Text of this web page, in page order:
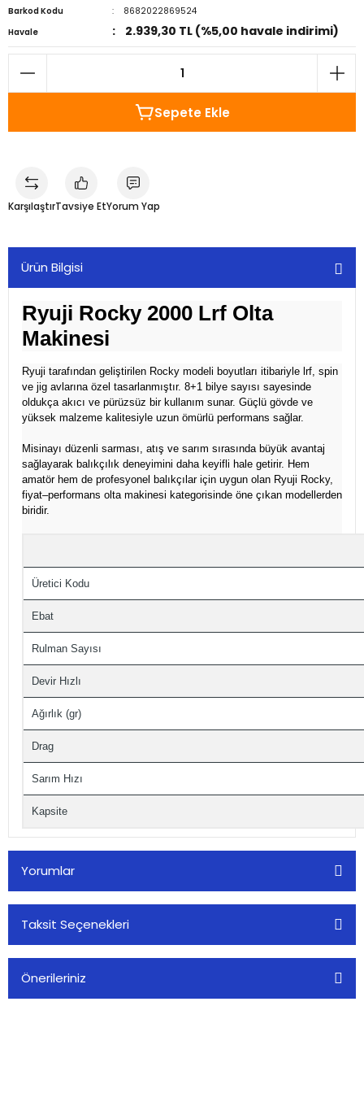
Barkod Kodu
8682022869524
Havale
2.939,30 TL (%5,00 havale indirimi)
Sepete Ekle
KarşılaştırTavsiye EtYorum Yap
Ürün Bilgisi
Ryuji Rocky 2000 Lrf Olta
Makinesi
Ryuji tarafından geliştirilen Rocky modeli boyutları itibariyle lrf, spin
ve jig avlarına özel tasarlanmıştır. 8+1 bilye sayısı sayesinde
oldukça akıcı ve pürüzsüz bir kullanım sunar. Güçlü gövde ve
yüksek malzeme kalitesiyle uzun ömürlü performans sağlar.
Misinayı düzenli sarması, atış ve sarım sırasında büyük avantaj
sağlayarak balıkçılık deneyimini daha keyifli hale getirir. Hem
amatör hem de profesyonel balıkçılar için uygun olan Ryuji Rocky,
fiyat–performans olta makinesi kategorisinde öne çıkan modellerden
biridir.
Üretici Kodu
Ebat
Rulman Sayısı
Devir Hızlı
Ağırlık (gr)
Drag
Sarım Hızı
Kapsite
Yorumlar
Taksit Seçenekleri
Önerileriniz